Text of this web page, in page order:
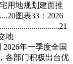
用地规划建面推
图表33：2026
地
2026年一季度全国
各部门积极出台优